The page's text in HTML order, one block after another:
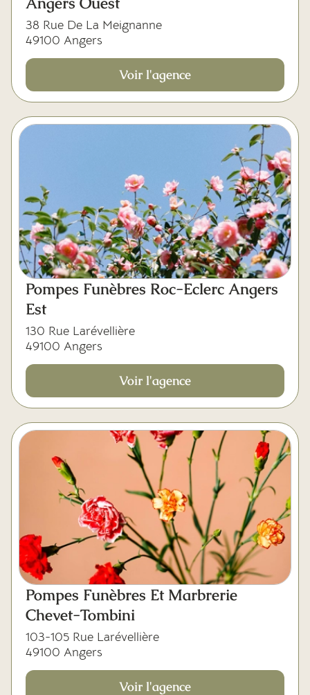
38 Rue De La Meignanne
49100 Angers
Voir l'agence
Pompes Funèbres Roc-Eclerc Angers
Est
130 Rue Larévellière
49100 Angers
Voir l'agence
Pompes Funèbres Et Marbrerie
Chevet-Tombini
103-105 Rue Larévellière
49100 Angers
Voir l'agence